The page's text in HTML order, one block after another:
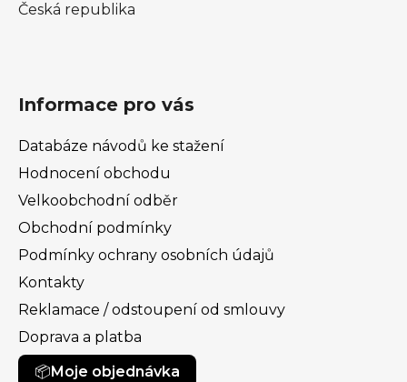
Česká republika
Informace pro vás
Databáze návodů ke stažení
Hodnocení obchodu
Velkoobchodní odběr
Obchodní podmínky
Podmínky ochrany osobních údajů
Kontakty
Reklamace / odstoupení od smlouvy
Doprava a platba
Moje objednávka